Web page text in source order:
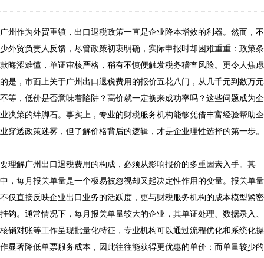
广州作为外贸重镇，出口退税政策一直是企业降本增效的利器。然而，不
少外贸负责人反馈，尽管政策初衷明确，实际申报时却困难重重：政策条
款晦涩难懂，单证审核严格，稍有不慎便触发税务稽查风险。更令人焦虑
的是，市面上关于广州出口退税费用的报价五花八门，从几千元到数万元
不等，低价是否意味着陷阱？高价就一定换来成功率吗？这些问题成为企
业决策的绊脚石。事实上，专业的财税服务机构能够凭借丰富经验帮助企
业穿透政策迷雾，但了解价格背后的逻辑，才是企业理性选择的第一步。
要理解广州出口退税费用的构成，必须从影响报价的多重因素入手。其
中，每月报关单量是一个极易被忽视却又起决定性作用的变量。报关单量
不仅直接反映企业出口业务的活跃度，更与财税服务机构的成本模型紧密
挂钩。通常情况下，每月报关单量较大的企业，其单证处理、数据录入、
核销对账等工作呈现批量化特征，专业机构可以通过流程优化和系统化操
作显著降低单票服务成本，因此往往能获得更优惠的单价；而单量较少的